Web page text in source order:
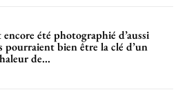
encore été photographié d’aussi
pourraient bien être la clé d’un
de...